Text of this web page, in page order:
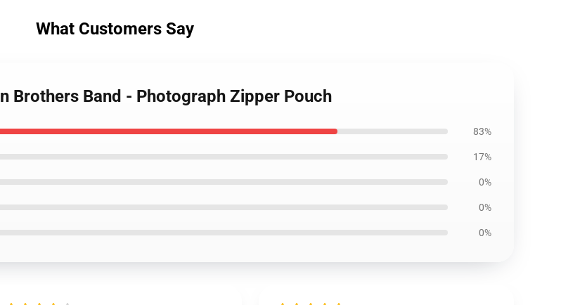
What Customers Say
Brothers Band - Photograph Zipper Pouch
83%
17%
0%
0%
0%